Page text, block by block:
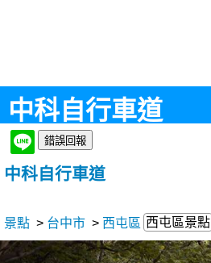
中科自行車道
中科自行車道
景點 > 台中市 > 西屯區 西屯區景點